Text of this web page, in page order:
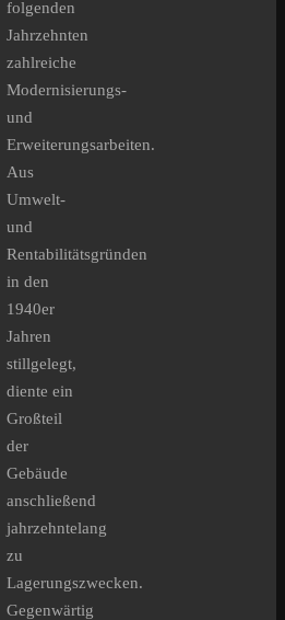
folgenden
Jahrzehnten
zahlreiche
Modernisierungs-
und
Erweiterungsarbeiten.
Aus
Umwelt-
und
Rentabilitätsgründen
in den
1940er
Jahren
stillgelegt,
diente ein
Großteil
der
Gebäude
anschließend
jahrzehntelang
zu
Lagerungszwecken.
Gegenwärtig